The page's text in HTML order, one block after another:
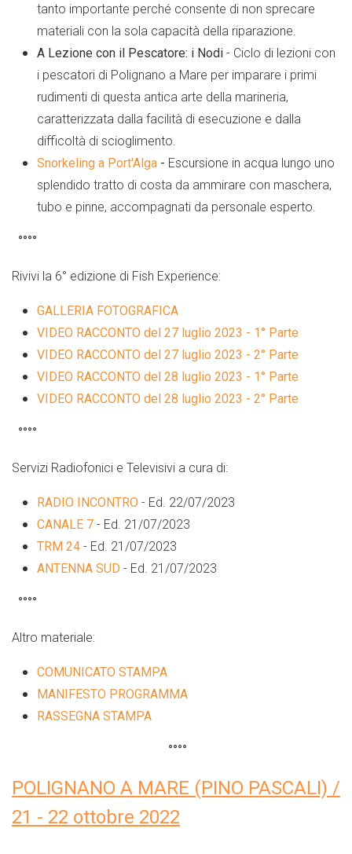
tanto importante perché consente di non sprecare
materiali con la sola capacità della riparazione.
A Lezione con il Pescatore: i Nodi - Ciclo di lezioni con
i pescatori di Polignano a Mare per imparare i primi
rudimenti di questa antica arte della marineria,
caratterizzata dalla facilità di esecuzione e dalla
difficoltà di scioglimento.
Snorkeling a Port'Alga - Escursione in acqua lungo uno
splendido tratto di costa da ammirare con maschera,
tubo e pinne, accompagnati da personale esperto.
°°°°
Rivivi la 6° edizione di Fish Experience:
GALLERIA FOTOGRAFICA
VIDEO RACCONTO del 27 luglio 2023 - 1° Parte
VIDEO RACCONTO del 27 luglio 2023 - 2° Parte
VIDEO RACCONTO del 28 luglio 2023 - 1° Parte
VIDEO RACCONTO del 28 luglio 2023 - 2° Parte
°°°°
Servizi Radiofonici e Televisivi a cura di:
RADIO INCONTRO - Ed. 22/07/2023
CANALE 7 - Ed. 21/07/2023
TRM 24 - Ed. 21/07/2023
ANTENNA SUD - Ed. 21/07/2023
°°°°
Altro materiale:
COMUNICATO STAMPA
MANIFESTO PROGRAMMA
RASSEGNA STAMPA
°°°°
POLIGNANO A MARE (PINO PASCALI) /
21 - 22 ottobre 2022